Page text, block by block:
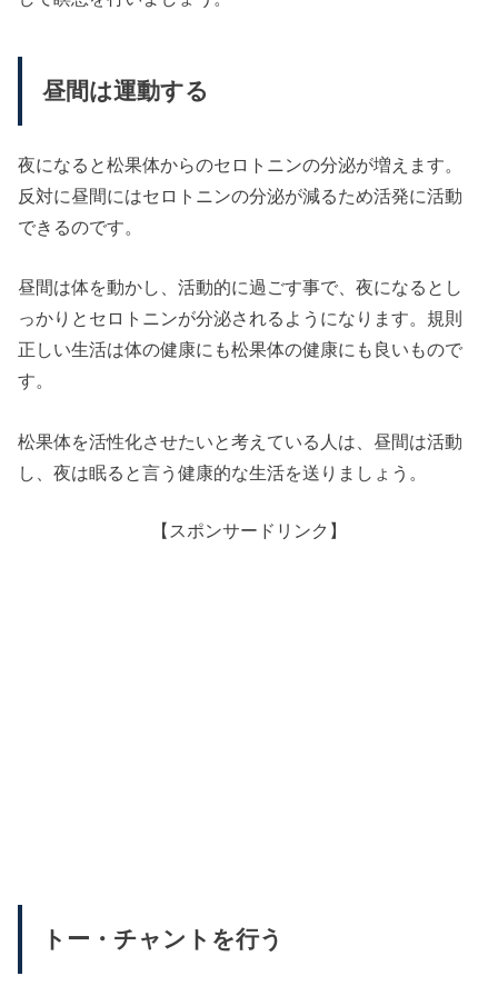
昼間は運動する
夜になると松果体からのセロトニンの分泌が増えます。
反対に昼間にはセロトニンの分泌が減るため活発に活動
できるのです。
昼間は体を動かし、活動的に過ごす事で、夜になるとし
っかりとセロトニンが分泌されるようになります。規則
正しい生活は体の健康にも松果体の健康にも良いもので
す。
松果体を活性化させたいと考えている人は、昼間は活動
し、夜は眠ると言う健康的な生活を送りましょう。
【スポンサードリンク】
トー・チャントを行う